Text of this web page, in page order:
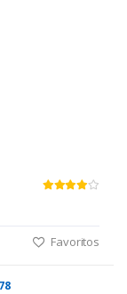
Favoritos